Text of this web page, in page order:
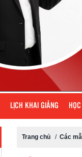
LỊCH KHAI GIẢNG HỌC
Trang chủ/ Các